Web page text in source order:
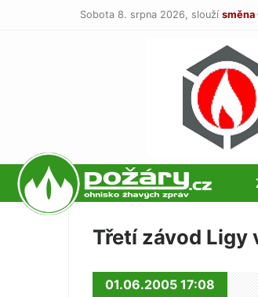
Sobota 8. srpna 2026, slouží směna
POŽÁRY.cz
Třetí závod Ligy
01.06.2005 17:08